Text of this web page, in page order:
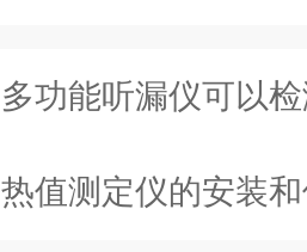
多功能听漏仪可以
热值测定仪的安装